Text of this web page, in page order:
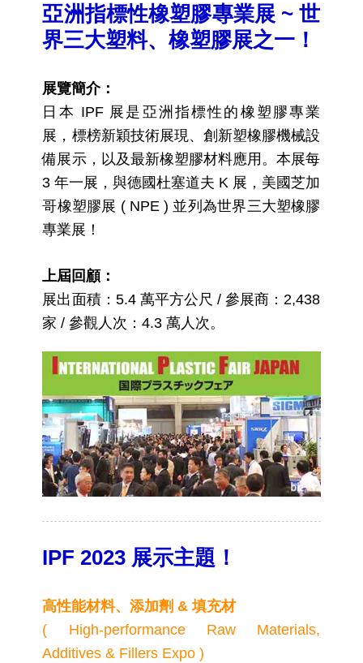
亞洲指標性橡塑膠專業展 ~ 世
界三大塑料、橡塑膠展之一！
展覽簡介：
日本 IPF 展是亞洲指標性的橡塑膠專業
展，標榜新穎技術展現、創新塑橡膠機械設
備展示，以及最新橡塑膠材料應用。本展每
3 年一展，與德國杜塞道夫 K 展，美國芝加
哥橡塑膠展 ( NPE ) 並列為世界三大塑橡膠
專業展！
上屆回顧：
展出面積：5.4 萬平方公尺 / 參展商：2,438
家 / 參觀人次：4.3 萬人次。
IPF 2023 展示主題！
高性能材料、添加劑 & 填充材
( High-performance Raw Materials,
Additives & Fillers Expo )